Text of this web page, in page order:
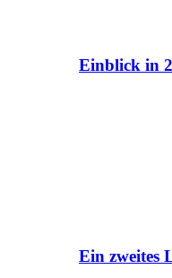
Einblick in
Ein zweites